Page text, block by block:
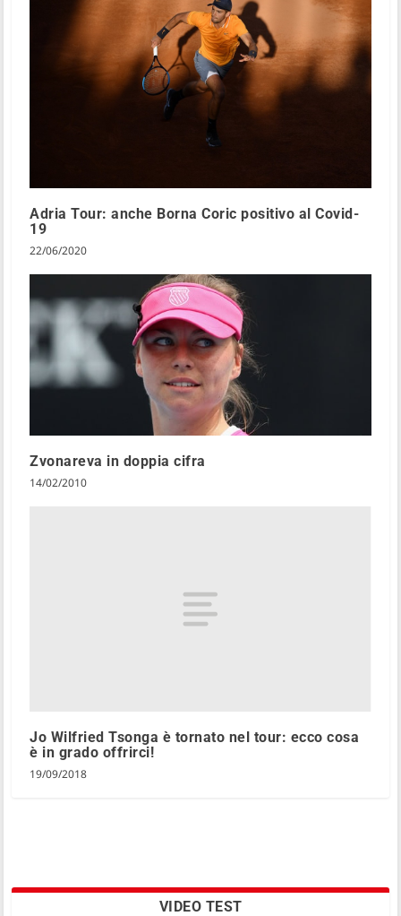
Adria Tour: anche Borna Coric positivo al Covid-
19
22/06/2020
Zvonareva in doppia cifra
14/02/2010
Jo Wilfried Tsonga è tornato nel tour: ecco cosa
è in grado offrirci!
19/09/2018
VIDEO TEST